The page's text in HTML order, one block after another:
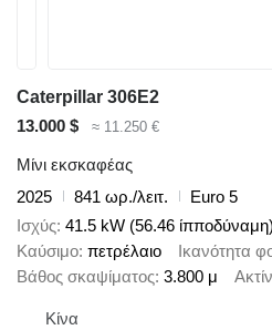
Caterpillar 306E2
13.000 $
≈ 11.250 €
Μίνι εκσκαφέας
2025
841 ωρ./λειτ.
Euro 5
Ισχύς 41.5 kW (56.46 ίπποδύναμη)
Καύσιμο πετρέλαιο Ικανότητα
Βάθος σκαψίματος 3.800 μ
Κίνα